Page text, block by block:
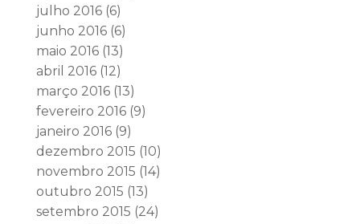
julho 2016(6)
junho 2016(6)
maio 2016(13)
abril 2016(12)
março 2016(13)
fevereiro 2016(9)
janeiro 2016(9)
dezembro 2015 (10)
novembro 2015 (14)
outubro 2015 (13)
setembro 2015 (24)